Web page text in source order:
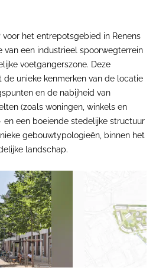
voor het entrepotsgebied in Renens
van een industrieel spoorwegterrein
voetgangerszone. Deze
unieke kenmerken van de locatie
en de nabijheid van
(zoals woningen, winkels en
en een boeiende stedelijke structuur
gebouwtypologieën, binnen het
landschap.